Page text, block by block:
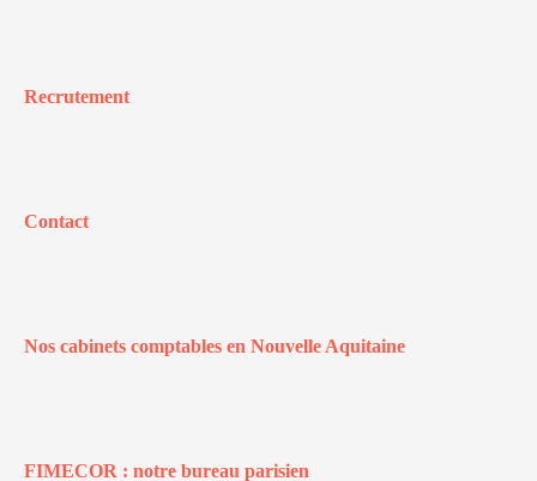
Recrutement
Contact
Nos cabinets comptables en Nouvelle Aquitaine
FIMECOR : notre bureau parisien